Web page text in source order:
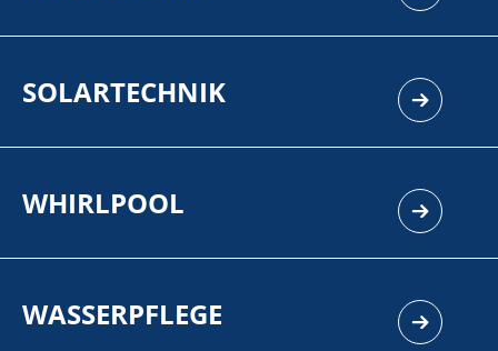
SOLARTECHNIK
WHIRLPOOL
WASSERPFLEGE